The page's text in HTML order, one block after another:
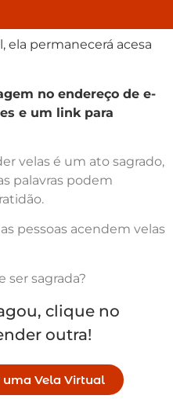
ela permanecerá acesa
no endereço de e-
e um link para
velas é um ato sagrado,
palavras podem
pessoas acendem velas
ser sagrada?
clique no
outra!
Vela Virtual